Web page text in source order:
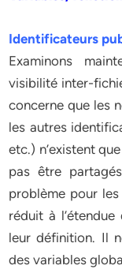
Identificateurs
Examinons
visibilité inter-
concerne que les
les autres
etc.) n’existent
pas être
problème pour
réduit à
leur définition. Il
des variables